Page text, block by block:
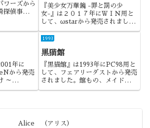
ワーズから
偵事務所
『美少女万華鏡 -罪と罰の少
女-』は２０１７年にＷＩＮ用と
して、ωstarから発売されまし
は現代になります。
年に
から発売
～
1993
黒猫館
『黒猫館』は1993年にPC98用と
して、フェアリーダストから発売
されました。館もの、メイドもの
Alice （アリス）